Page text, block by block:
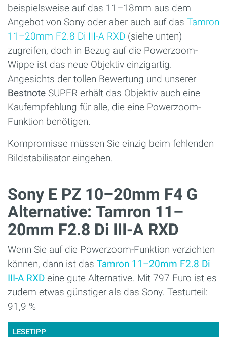
beispielsweise auf das 11–18mm aus dem
Angebot von Sony oder aber auch auf das Tamron
11–20mm F2.8 Di III-A RXD (siehe unten)
zugreifen, doch in Bezug auf die Powerzoom-
Wippe ist das neue Objektiv einzigartig.
Angesichts der tollen Bewertung und unserer
Bestnote SUPER erhält das Objektiv auch eine
Kaufempfehlung für alle, die eine Powerzoom-
Funktion benötigen.
Kompromisse müssen Sie einzig beim fehlenden
Bildstabilisator eingehen.
Sony E PZ 10–20mm F4 G
Alternative: Tamron 11–
20mm F2.8 Di III-A RXD
Wenn Sie auf die Powerzoom-Funktion verzichten
können, dann ist das Tamron 11–20mm F2.8 Di
III-A RXD eine gute Alternative. Mit 797 Euro ist es
zudem etwas günstiger als das Sony. Testurteil:
91,9 %
LESETIPP